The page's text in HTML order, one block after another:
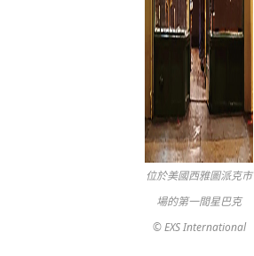
位於美國西雅圖派克市
場的第一間星巴克
© EXS International